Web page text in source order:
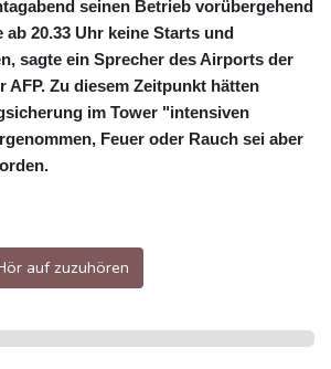
seinen Betrieb vorübergehend
ab 20.33 Uhr keine Starts und
sagte ein Sprecher des Airports der
AFP. Zu diesem Zeitpunkt hätten
im Tower "intensiven
Feuer oder Rauch sei aber
auf zuzuhören